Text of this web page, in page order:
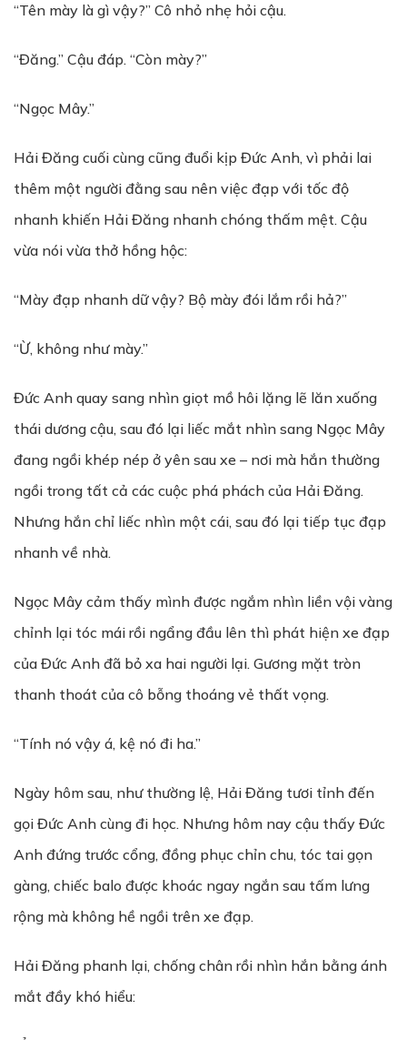
“Tên mày là gì vậy?” Cô nhỏ nhẹ hỏi cậu.
“Đăng.” Cậu đáp. “Còn mày?”
“Ngọc Mây.”
Hải Đăng cuối cùng cũng đuổi kịp Đức Anh, vì phải lai
thêm một người đằng sau nên việc đạp với tốc độ
nhanh khiến Hải Đăng nhanh chóng thấm mệt. Cậu
vừa nói vừa thở hồng hộc:
“Mày đạp nhanh dữ vậy? Bộ mày đói lắm rồi hả?”
“Ừ, không như mày.”
Đức Anh quay sang nhìn giọt mồ hôi lặng lẽ lăn xuống
thái dương cậu, sau đó lại liếc mắt nhìn sang Ngọc Mây
đang ngồi khép nép ở yên sau xe – nơi mà hắn thường
ngồi trong tất cả các cuộc phá phách của Hải Đăng.
Nhưng hắn chỉ liếc nhìn một cái, sau đó lại tiếp tục đạp
nhanh về nhà.
Ngọc Mây cảm thấy mình được ngắm nhìn liền vội vàng
chỉnh lại tóc mái rồi ngẩng đầu lên thì phát hiện xe đạp
của Đức Anh đã bỏ xa hai người lại. Gương mặt tròn
thanh thoát của cô bỗng thoáng vẻ thất vọng.
“Tính nó vậy á, kệ nó đi ha.”
Ngày hôm sau, như thường lệ, Hải Đăng tươi tỉnh đến
gọi Đức Anh cùng đi học. Nhưng hôm nay cậu thấy Đức
Anh đứng trước cổng, đồng phục chỉn chu, tóc tai gọn
gàng, chiếc balo được khoác ngay ngắn sau tấm lưng
rộng mà không hề ngồi trên xe đạp.
Hải Đăng phanh lại, chống chân rồi nhìn hắn bằng ánh
mắt đầy khó hiểu: